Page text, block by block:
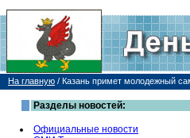
На главную / Казань примет молодежный
Разделы новостей:
Официальные новости